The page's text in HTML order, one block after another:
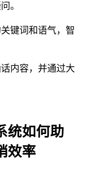
。
键词和语气，智
内容，并通过大
统如何助
效率